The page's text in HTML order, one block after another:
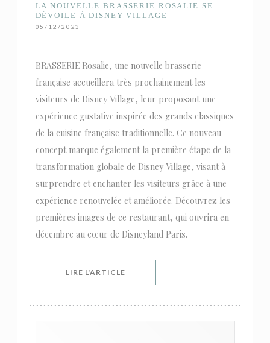
LA NOUVELLE BRASSERIE ROSALIE SE
DÉVOILE À DISNEY VILLAGE
05/12/2023
BRASSERIE Rosalie, une nouvelle brasserie
française accueillera très prochainement les
visiteurs de Disney Village, leur proposant une
expérience gustative inspirée des grands classiques
de la cuisine française traditionnelle. Ce nouveau
concept marque également la première étape de la
transformation globale de Disney Village, visant à
surprendre et enchanter les visiteurs grâce à une
expérience renouvelée et améliorée. Découvrez les
premières images de ce restaurant, qui ouvrira en
décembre au cœur de Disneyland Paris.
LIRE L'ARTICLE